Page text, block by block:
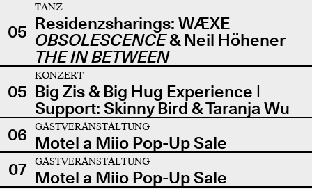
05
TANZ
Residenzsharings: WÆXE
OBSOLESCENCE& Neil Höhener
THE IN BETWEEN
05
KONZERT
Big Zis & Big Hug Experience |
Support: Skinny Bird & Taranja Wu
06
GASTVERANSTALTUNG
Motel a Miio Pop-Up Sale
07
GASTVERANSTALTUNG
Motel a Miio Pop-Up Sale